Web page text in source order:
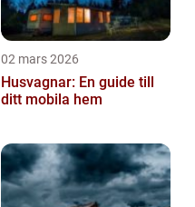
02 mars 2026
Husvagnar: En guide till
ditt mobila hem